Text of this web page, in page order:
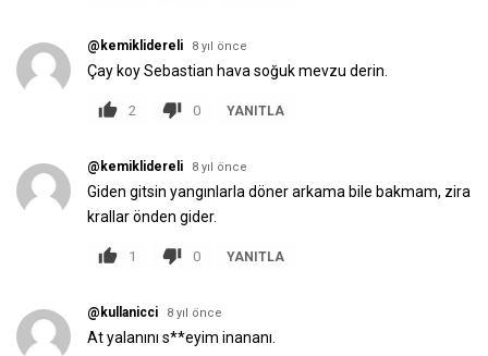
@kemiklidereli 8 yıl önce
Çay koy Sebastian hava soğuk mevzu derin.
2 0 YANITLA
@kemiklidereli 8 yıl önce
Giden gitsin yangınlarla döner arkama bile bakmam, zira
krallar önden gider.
1 0 YANITLA
@kullanicci 8 yıl önce
At yalanını s**eyim inananı.